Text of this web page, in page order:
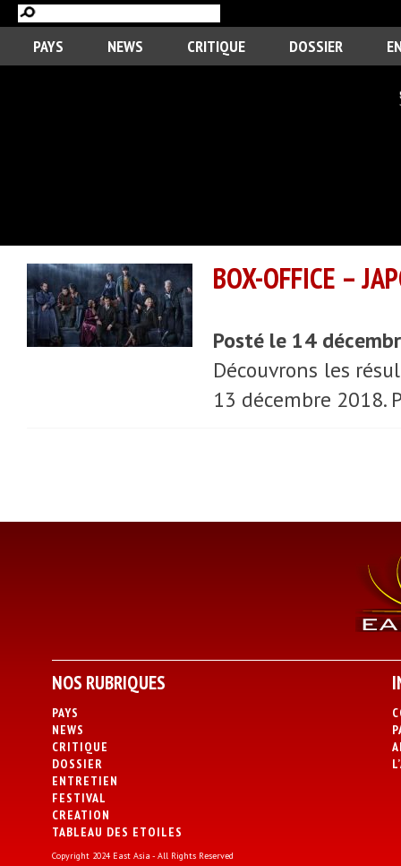
PAYS NEWS CRITIQUE DOSSIER
BOX-OFFICE –
Posté le 14
Découvrons les
13 décembre 2018.
NOS RUBRIQUES
PAYS
NEWS
CRITIQUE
DOSSIER
ENTRETIEN
FESTIVAL
CREATION
TABLEAU DES ETOILES
Copyright 2024 East Asia - All Rights Reserved